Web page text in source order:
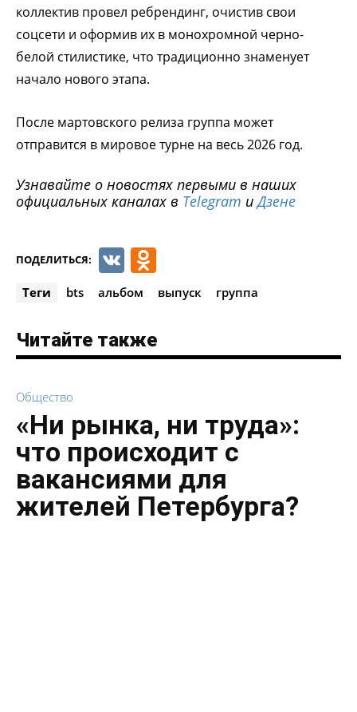
коллектив провел ребрендинг, очистив свои
соцсети и оформив их в монохромной черно-
белой стилистике, что традиционно знаменует
начало нового этапа.
После мартовского релиза группа может
отправится в мировое турне на весь 2026 год.
Узнавайте о новостях первыми в наших
официальных каналах в Telegram иДзене
ПОДЕЛИТЬСЯ: VK
Теги bts альбом выпуск группа
Читайте также
Общество
«Ни рынка, ни труда»:
что происходит с
вакансиями для
жителей Петербурга?